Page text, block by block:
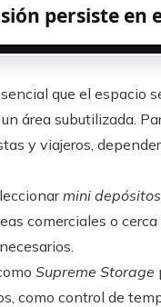
persiste en
que el espacio
área subutilizada.
y viajeros,
mini depósitos
comerciales o
Supreme Storage
como control de